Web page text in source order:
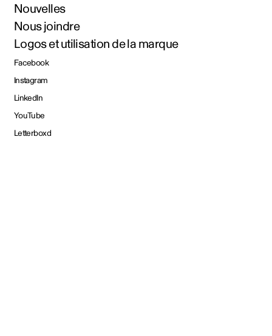
Nouvelles
Nous joindre
Logos et utilisation de la marque
Facebook
Instagram
LinkedIn
YouTube
Letterboxd